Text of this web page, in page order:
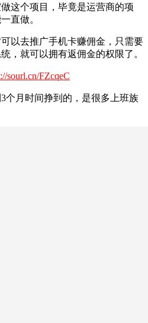
这个项目，毕竟是运营商的项
直做。
以去推广手机卡赚佣金，只需要
，就可以拥有返佣金的权限了。
sourl.cn/FZcqeC
个月时间挣到的，是很多上班族